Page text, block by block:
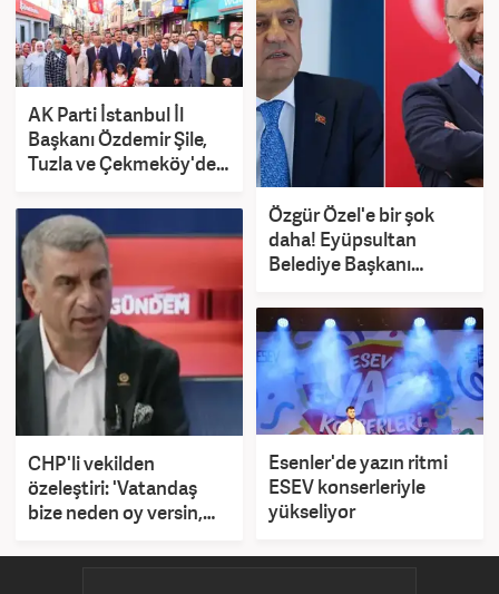
AK Parti İstanbul İl
Başkanı Özdemir Şile,
Tuzla ve Çekmeköy'de
Özgür Özel'e bir şok
daha! Eyüpsultan
Belediye Başkanı
CHP'li vekilden
özeleştiri: 'Vatandaş
bize neden oy versin,
görüşeceğiz?'
Esenler'de yazın ritmi
ESEV konserleriyle
yükseliyor